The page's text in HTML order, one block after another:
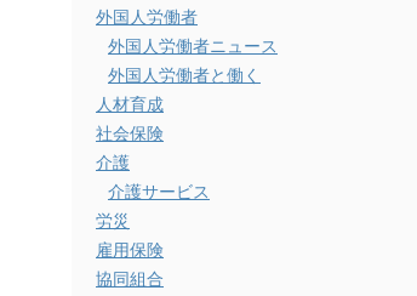
外国人労働者
外国人労働者ニュース
外国人労働者と働く
人材育成
社会保険
介護
介護サービス
労災
雇用保険
協同組合